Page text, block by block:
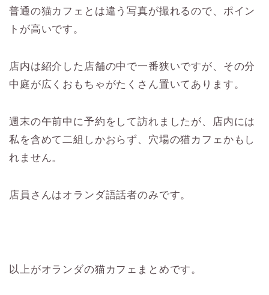
普通の猫カフェとは違う写真が撮れるので、ポイン
トが高いです。
店内は紹介した店舗の中で一番狭いですが、その分
中庭が広くおもちゃがたくさん置いてあります。
週末の午前中に予約をして訪れましたが、店内には
私を含めて二組しかおらず、穴場の猫カフェかもし
れません。
店員さんはオランダ語話者のみです。
以上がオランダの猫カフェまとめです。